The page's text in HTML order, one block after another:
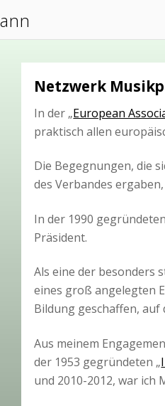
Netzwerk
In der „European
praktisch allen
Die Begegnungen, die
des Verbandes
In der 1990
Präsident.
Als eine der besonders
eines groß angelegten
Bildung geschaffen, auf
Aus meinem
der 1953 gegründeten „
und 2010-2012, war ich